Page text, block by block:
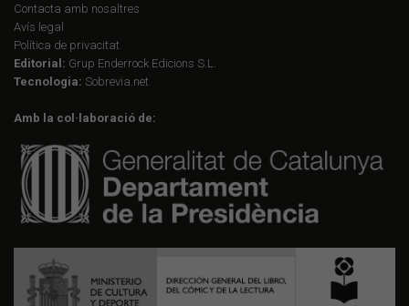
Contacta amb nosaltres
Avís legal
Política de privacitat
Editorial: Grup Enderrock Edicions S.L.
Tecnologia: Sobrevia.net
Amb la col·laboració de: